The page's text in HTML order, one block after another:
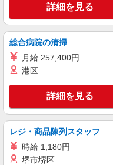
株式会社kotrio /●OK-H-
岡山市
STAFF◎
時給
キープ
株式会社kotrio /●OK-H-
岡山市
詳細を見る
総合病院の清掃
月給 257,400円
港区
詳細を見る
レジ・商品陳列スタッフ
時給 1,180円
堺市堺区